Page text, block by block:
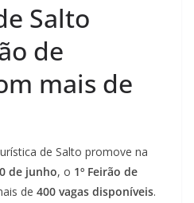
Salto
de
mais de
de Salto promove na
de junho, o 1º Feirão de
de 400 vagas disponíveis.